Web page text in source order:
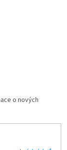
o nových